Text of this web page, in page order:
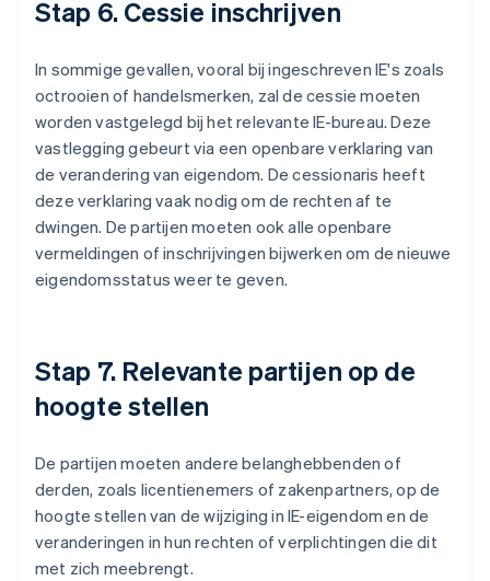
Stap 6. Cessie inschrijven
In sommige gevallen, vooral bij ingeschreven IE's zoals
octrooien of handelsmerken, zal de cessie moeten
worden vastgelegd bij het relevante IE-bureau. Deze
vastlegging gebeurt via een openbare verklaring van
de verandering van eigendom. De cessionaris heeft
deze verklaring vaak nodig om de rechten af te
dwingen. De partijen moeten ook alle openbare
vermeldingen of inschrijvingen bijwerken om de nieuwe
eigendomsstatus weer te geven.
Stap 7. Relevante partijen op de
hoogte stellen
De partijen moeten andere belanghebbenden of
derden, zoals licentienemers of zakenpartners, op de
hoogte stellen van de wijziging in IE-eigendom en de
veranderingen in hun rechten of verplichtingen die dit
met zich meebrengt.